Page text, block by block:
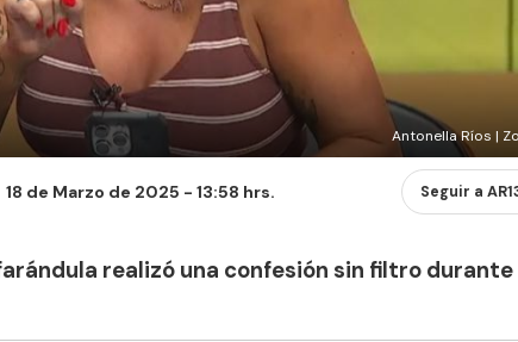
Antonella Ríos |
18 de Marzo de 2025 - 13:58 hrs. Seguir a
realizó una confesión sin filtro durante